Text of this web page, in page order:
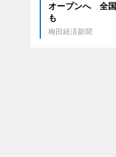
オープンへ 全国
も
梅田経済新聞